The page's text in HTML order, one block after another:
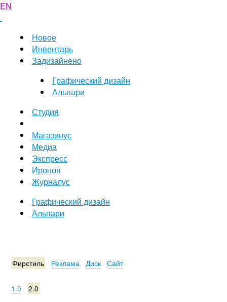
EN
Новое
Инвентарь
Задизайнено
Графический дизайн
Альпари
Студия
Магазинус
Медиа
Экспресс
Иронов
Журналус
Графический дизайн
Альпари
Фирстиль Реклама Диск Сайт
1.0 2.0